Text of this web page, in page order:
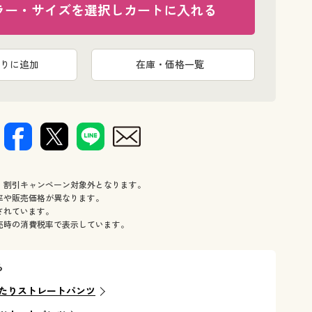
ー・サイズを選択しカートに入れる
に追加 在庫・価格一覧
引キャンペーン対象外となります。
販売価格が異なります。
ています。
の消費税率で表示しています。
りストレートパンツ